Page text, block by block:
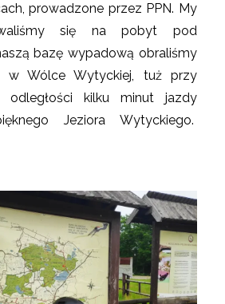
prowadzone przez PPN. My
się na pobyt pod
bazę wypadową obraliśmy
w Wólce Wytyckiej, tuż przy
odległości kilku minut jazdy
Jeziora Wytyckiego.